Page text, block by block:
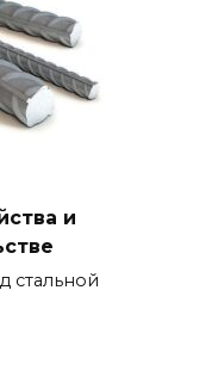
и
стальной